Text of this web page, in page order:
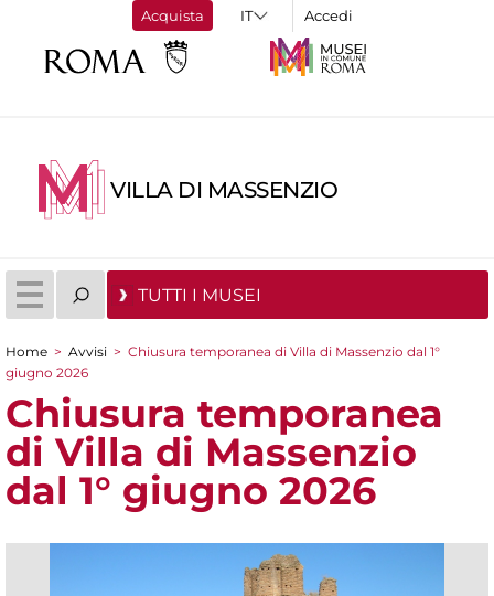
Acquista Accedi
VILLA DI MASSENZIO
TUTTI I MUSEI
Tu sei qui
Home > Avvisi > Chiusura temporanea di Villa di Massenzio dal 1°
giugno 2026
Chiusura temporanea
di Villa di Massenzio
dal 1° giugno 2026